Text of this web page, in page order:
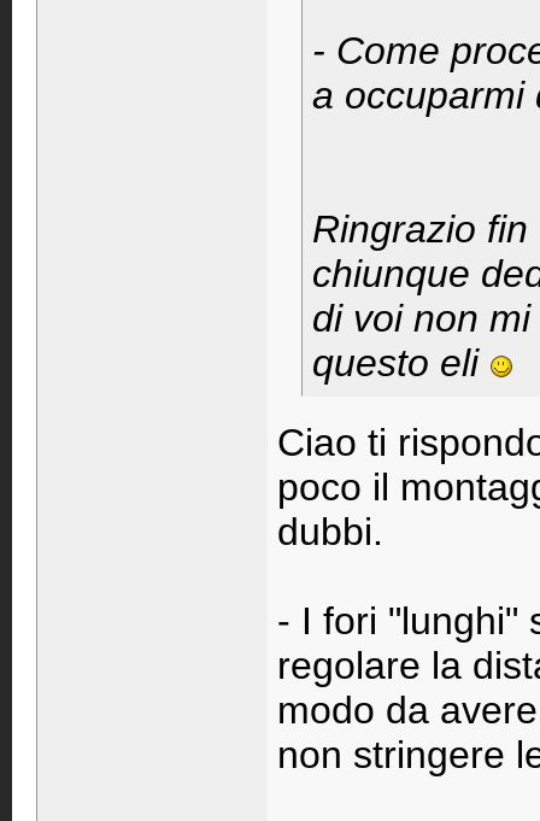
- Come
a occuparmi
Ringrazio
chiunque
di voi non
questo eli
Ciao ti
poco il
dubbi.
- I fori "lunghi"
regolare la
modo da
non stringere